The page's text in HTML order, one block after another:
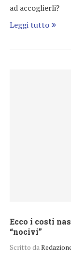
ad accoglierli?
Leggi tutto
Ecco i costi
“nocivi”
Scritto da